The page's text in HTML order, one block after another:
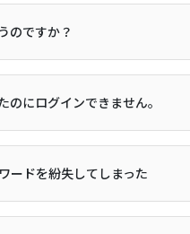
のですか？
にログインできません。
ードを紛失してしまった